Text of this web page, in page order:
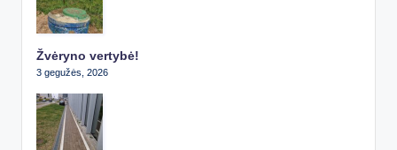
Žvėryno vertybė!
3 gegužės, 2026